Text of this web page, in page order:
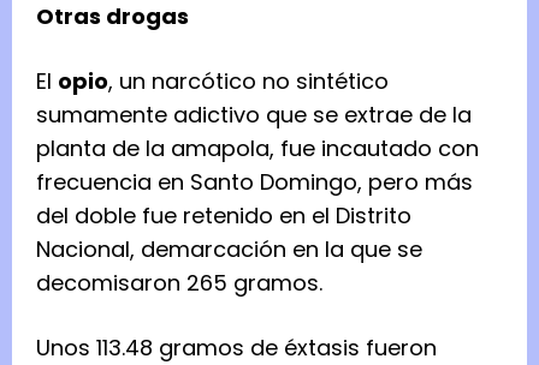
Otras drogas
El opio, un narcótico no sintético
sumamente adictivo que se extrae de la
planta de la amapola, fue incautado con
frecuencia en Santo Domingo, pero más
del doble fue retenido en el Distrito
Nacional, demarcación en la que se
decomisaron 265 gramos.
Unos 113.48 gramos de éxtasis fueron